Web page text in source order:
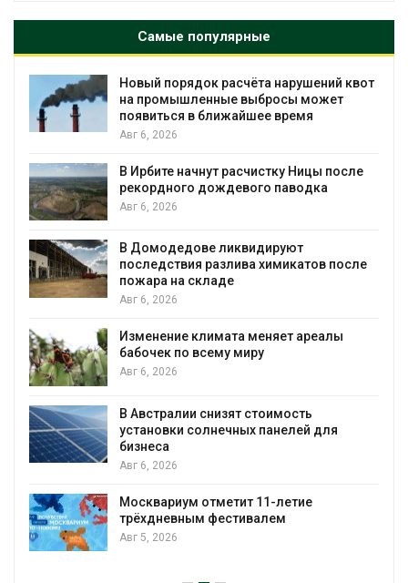
Самые популярные
Новый порядок расчёта нарушений квот
на промышленные выбросы может
появиться в ближайшее время
Авг 6, 2026
В Ирбите начнут расчистку Ницы после
рекордного дождевого паводка
Авг 6, 2026
В Домодедове ликвидируют
последствия разлива химикатов после
пожара на складе
Авг 6, 2026
Изменение климата меняет ареалы
бабочек по всему миру
Авг 6, 2026
В Австралии снизят стоимость
установки солнечных панелей для
бизнеса
Авг 6, 2026
Москвариум отметит 11-летие
трёхдневным фестивалем
Авг 5, 2026